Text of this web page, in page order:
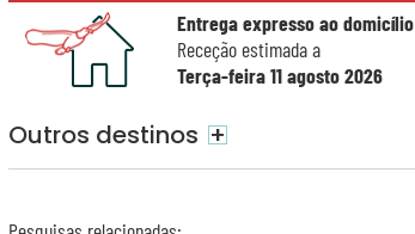
Entrega expresso ao domicílio
Receção estimada a
Terça-feira 11 agosto 2026
Outros destinos +